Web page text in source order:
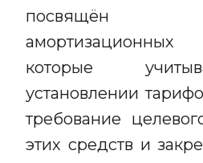
посвящён
которые
установлении
требование
этих средств и